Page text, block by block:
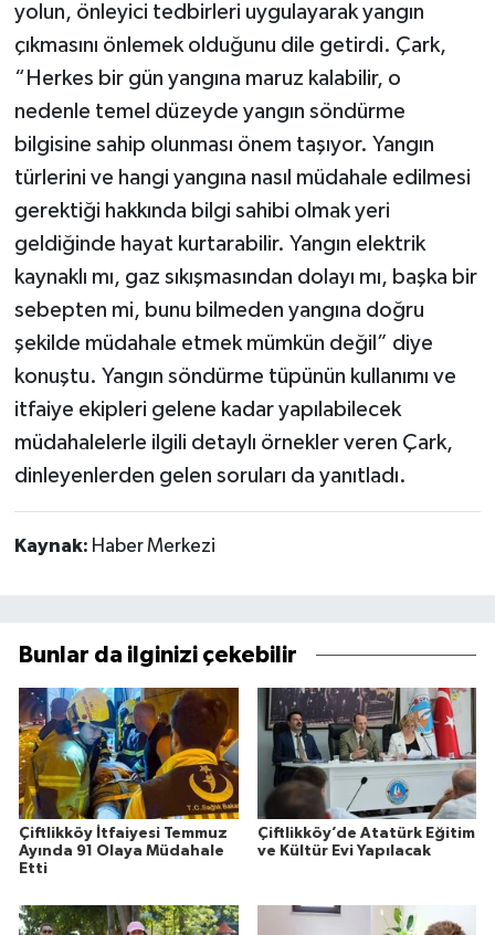
yolun, önleyici tedbirleri uygulayarak yangın
çıkmasını önlemek olduğunu dile getirdi. Çark,
“Herkes bir gün yangına maruz kalabilir, o
nedenle temel düzeyde yangın söndürme
bilgisine sahip olunması önem taşıyor. Yangın
türlerini ve hangi yangına nasıl müdahale edilmesi
gerektiği hakkında bilgi sahibi olmak yeri
geldiğinde hayat kurtarabilir. Yangın elektrik
kaynaklı mı, gaz sıkışmasından dolayı mı, başka bir
sebepten mi, bunu bilmeden yangına doğru
şekilde müdahale etmek mümkün değil” diye
konuştu. Yangın söndürme tüpünün kullanımı ve
itfaiye ekipleri gelene kadar yapılabilecek
müdahalelerle ilgili detaylı örnekler veren Çark,
dinleyenlerden gelen soruları da yanıtladı.
Kaynak: Haber Merkezi
Bunlar da ilginizi çekebilir
Çiftlikköy İtfaiyesi Temmuz
Ayında 91 Olaya Müdahale
Etti
Çiftlikköy’de Atatürk Eğitim
ve Kültür Evi Yapılacak